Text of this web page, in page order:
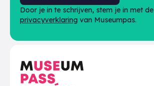
Door je in te schrijven, stem je in met de
privacyverklaring van Museumpas.